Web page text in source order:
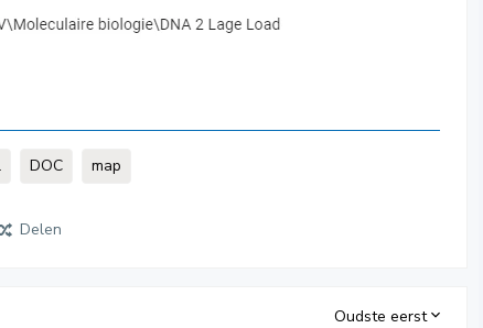
DOC map
Delen
Oudste eerst